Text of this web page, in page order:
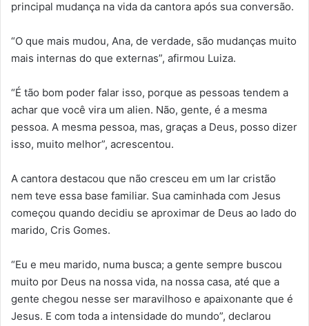
principal mudança na vida da cantora após sua conversão.
“O que mais mudou, Ana, de verdade, são mudanças muito
mais internas do que externas”, afirmou Luiza.
“É tão bom poder falar isso, porque as pessoas tendem a
achar que você vira um alien. Não, gente, é a mesma
pessoa. A mesma pessoa, mas, graças a Deus, posso dizer
isso, muito melhor”, acrescentou.
A cantora destacou que não cresceu em um lar cristão
nem teve essa base familiar. Sua caminhada com Jesus
começou quando decidiu se aproximar de Deus ao lado do
marido, Cris Gomes.
“Eu e meu marido, numa busca; a gente sempre buscou
muito por Deus na nossa vida, na nossa casa, até que a
gente chegou nesse ser maravilhoso e apaixonante que é
Jesus. E com toda a intensidade do mundo”, declarou